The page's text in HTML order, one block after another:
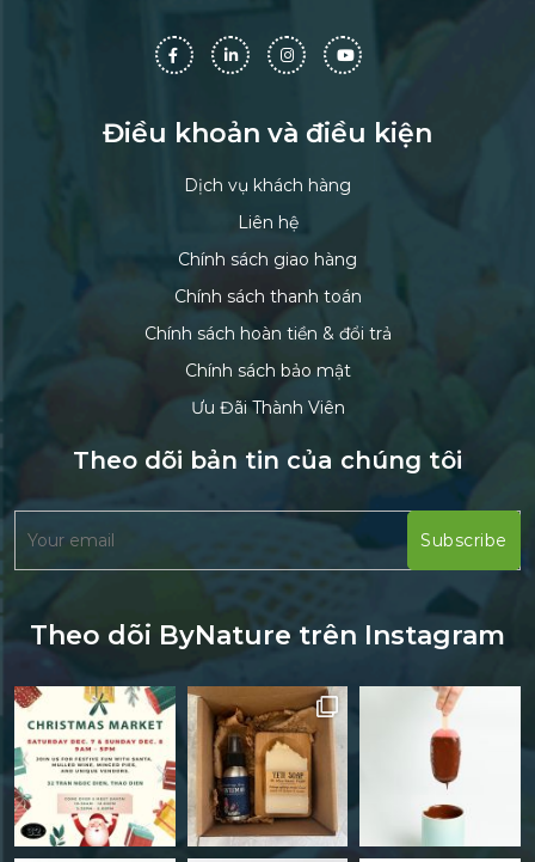
Điều khoản và điều kiện
Dịch vụ khách hàng
Liên hệ
Chính sách giao hàng
Chính sách thanh toán
Chính sách hoàn tiền & đổi trả
Chính sách bảo mật
Ưu Đãi Thành Viên
Theo dõi bản tin của chúng tôi
Theo dõi ByNature trên Instagram